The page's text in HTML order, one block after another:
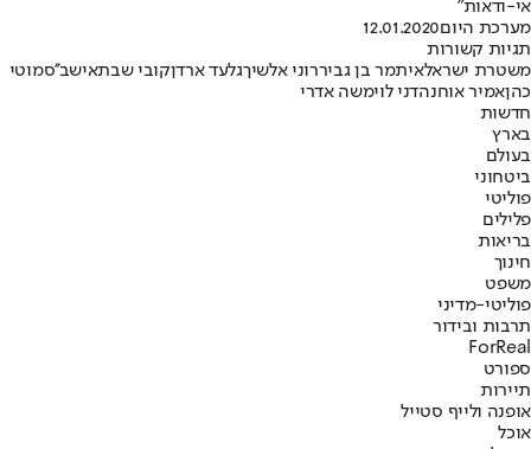
אי-ודאות"
מערכת היום12.01.2020
תגיות קשורות
משטרת ישראלאיתמר בן גביררוני אלשיךגלעד ארדןקובי שבתאישב''סמוטי
כהןאמיר אוחנהדני לוימשה אדרי
חדשות
בארץ
בעולם
ביטחוני
פוליטי
פלילים
בריאות
חינוך
משפט
פוליטי-מדיני
תרבות ובידור
ForReal
ספורט
תיירות
אופנה ולייף סטייל
אוכל